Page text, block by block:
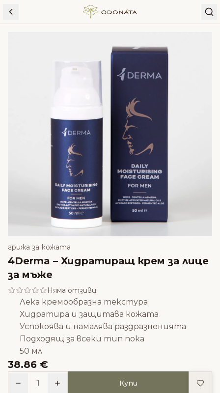
Skip to content
грижа за кожата
4Derma – Хидратиращ крем за лице
за мъже
Няма отзиви
Лека кремообразна текстура
Хидратира и защитава кожата
Успокоява и намалява раздразненията
Подходящ за всеки тип пока
50 мл
38.86 €
1 Купи